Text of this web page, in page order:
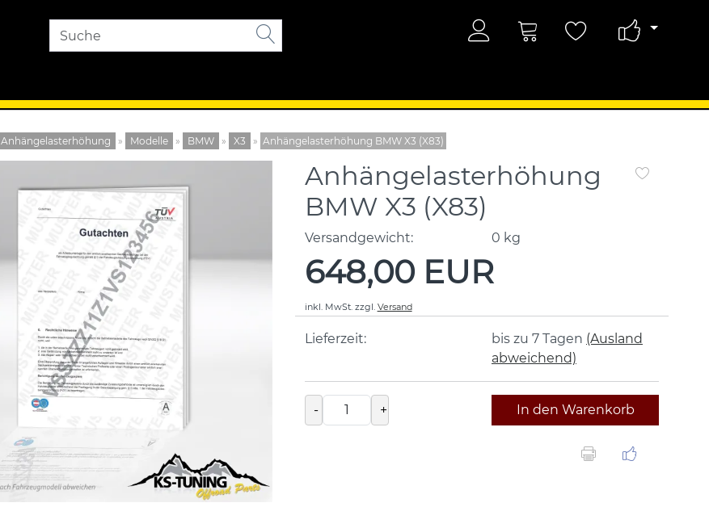
Anhängelasterhöhung » Modelle » BMW » X3 » Anhängelasterhöhung BMW X3 (X83)
Anhängelasterhöhung
BMW X3 (X83)
Versandgewicht: 0 kg
648,00 EUR
inkl. MwSt.zzgl. Versand
Lieferzeit: bis zu 7 Tagen (Ausland
abweichend)
- + In den Warenkorb